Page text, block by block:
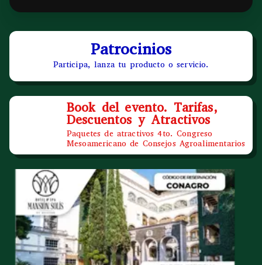
Patrocinios
Participa, lanza tu producto o servicio.
Book del evento. Tarifas,
Descuentos y Atractivos
Paquetes de atractivos 4to. Congreso
Mesoamericano de Consejos Agroalimentarios